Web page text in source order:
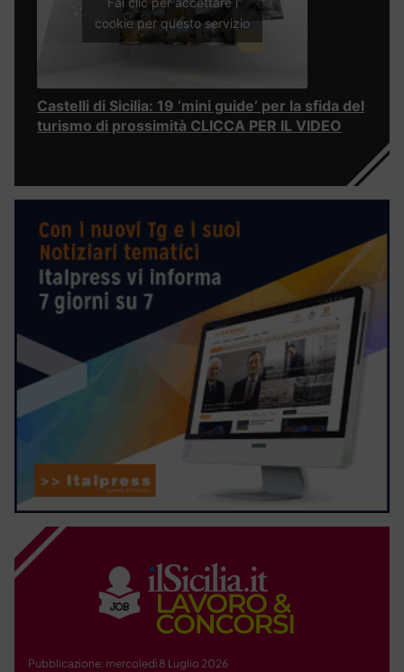
cookie per questo servizio
Castelli di Sicilia: 19 ‘mini guide’ per la sfida del
turismo di prossimità CLICCA PER IL VIDEO
Pubblicazione: mercoledì 8 Luglio 2026